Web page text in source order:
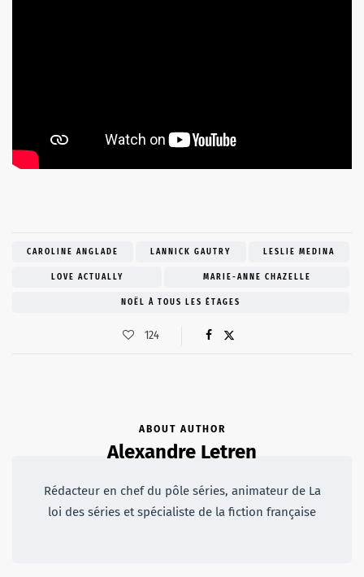
CAROLINE ANGLADE LANNICK GAUTRY LESLIE MEDINA
LOVE ACTUALLY MARIE-ANNE CHAZELLE
NOËL À TOUS LES ÉTAGES
124
ABOUT AUTHOR
Alexandre Letren
Rédacteur en chef du pôle séries, animateur de La
loi des séries et spécialiste de la fiction française